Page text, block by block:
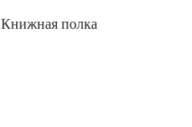
Книжная полка